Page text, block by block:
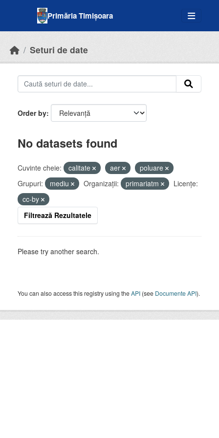
Primăria Timișoara
Seturi de date
Order by
No datasets found
Cuvinte cheie: calitate aer
poluare
Grupuri:
mediu Organizații: primariatm
Licenţe:
cc-by
Filtrează Rezultatele
Please try another search.
You can also access this registry using theAPI (see Documente API).